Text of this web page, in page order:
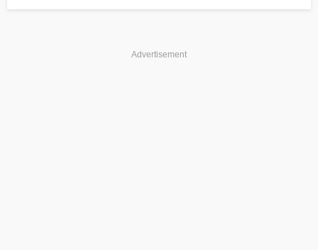
Advertisement